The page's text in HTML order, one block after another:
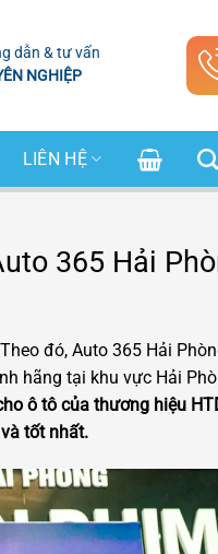
dẫn & tư vấn
NGHIỆP
LIÊN HỆ
365 Hải
đó, Auto 365 Hải
hãng tại khu vực Hải
ô tô của thương hiệu
tốt nhất.